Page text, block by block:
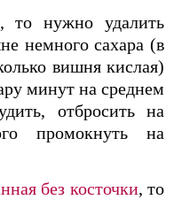
то нужно удалить
немного сахара (в
вишня кислая)
минут на среднем
отбросить на
промокнуть на
без косточки, то